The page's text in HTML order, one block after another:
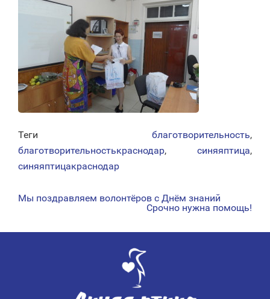
Теги благотворительность,
благотворительностькраснодар, синяяптица,
синяяптицакраснодар
НАВИГАЦИЯ
Мы поздравляем волонтёров с Днём знаний
Срочно нужна помощь!